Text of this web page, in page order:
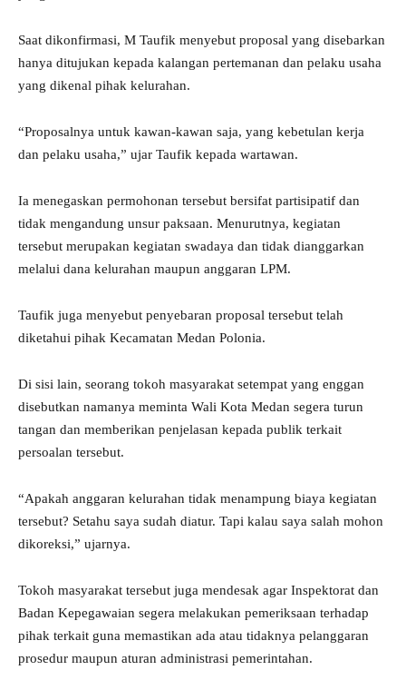
Saat dikonfirmasi, M Taufik menyebut proposal yang disebarkan
hanya ditujukan kepada kalangan pertemanan dan pelaku usaha
yang dikenal pihak kelurahan.
“Proposalnya untuk kawan-kawan saja, yang kebetulan kerja
dan pelaku usaha,” ujar Taufik kepada wartawan.
Ia menegaskan permohonan tersebut bersifat partisipatif dan
tidak mengandung unsur paksaan. Menurutnya, kegiatan
tersebut merupakan kegiatan swadaya dan tidak dianggarkan
melalui dana kelurahan maupun anggaran LPM.
Taufik juga menyebut penyebaran proposal tersebut telah
diketahui pihak Kecamatan Medan Polonia.
Di sisi lain, seorang tokoh masyarakat setempat yang enggan
disebutkan namanya meminta Wali Kota Medan segera turun
tangan dan memberikan penjelasan kepada publik terkait
persoalan tersebut.
“Apakah anggaran kelurahan tidak menampung biaya kegiatan
tersebut? Setahu saya sudah diatur. Tapi kalau saya salah mohon
dikoreksi,” ujarnya.
Tokoh masyarakat tersebut juga mendesak agar Inspektorat dan
Badan Kepegawaian segera melakukan pemeriksaan terhadap
pihak terkait guna memastikan ada atau tidaknya pelanggaran
prosedur maupun aturan administrasi pemerintahan.